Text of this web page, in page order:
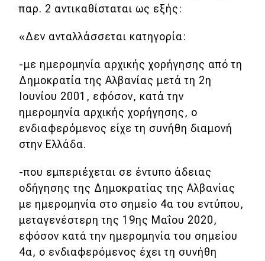
παρ. 2 αντικαθίσταται ως εξής:
«Δεν ανταλλάσσεται κατηγορία:
-με ημερομηνία αρχικής χορήγησης από τη
Δημοκρατία της Αλβανίας μετά τη 2η
Ιουνίου 2001, εφόσον, κατά την
ημερομηνία αρχικής χορήγησης, ο
ενδιαφερόμενος είχε τη συνήθη διαμονή
στην Ελλάδα.
-που εμπεριέχεται σε έντυπο άδειας
οδήγησης της Δημοκρατίας της Αλβανίας
με ημερομηνία στο σημείο 4α του εντύπου,
μεταγενέστερη της 19ης Μαΐου 2020,
εφόσον κατά την ημερομηνία του σημείου
4α, ο ενδιαφερόμενος έχει τη συνήθη